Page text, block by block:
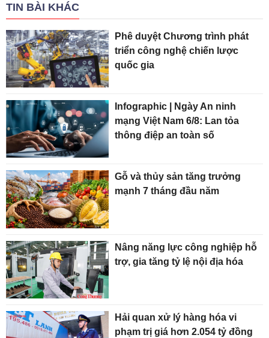
TIN BÀI KHÁC
Phê duyệt Chương trình phát
triển công nghệ chiến lược
quốc gia
Infographic | Ngày An ninh
mạng Việt Nam 6/8: Lan tỏa
thông điệp an toàn số
Gỗ và thủy sản tăng trưởng
mạnh 7 tháng đầu năm
Nâng năng lực công nghiệp hỗ
trợ, gia tăng tỷ lệ nội địa hóa
Hải quan xử lý hàng hóa vi
phạm trị giá hơn 2.054 tỷ đồng